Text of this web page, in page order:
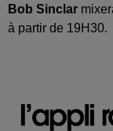
Bob Sinclar
à partir de 19H30.